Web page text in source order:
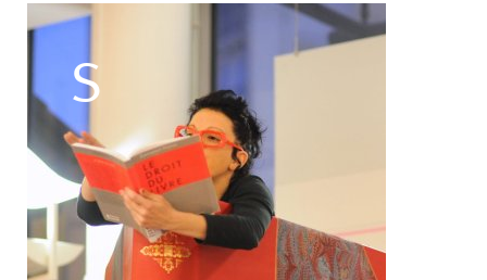
Filipe Lourenco François Bouteau
François Combemorel
Frédéric Werlé
Georges Appaix
Gill Viandier Jean-Marc Fillet Jean-Pascal Gilly
Jean-Paul Bourel Jean-Pierre Larroche
Laura Girotto Liliana Ferri Marcel Atienzar